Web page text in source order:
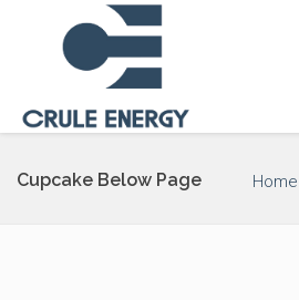
Cupcake Below Page Home